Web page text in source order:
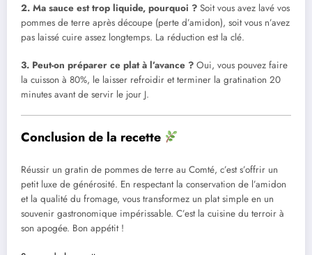
2. Ma sauce est trop liquide, pourquoi ? Soit vous avez lavé vos
pommes de terre après découpe (perte d’amidon), soit vous n’avez
pas laissé cuire assez longtemps. La réduction est la clé.
3. Peut-on préparer ce plat à l’avance ? Oui, vous pouvez faire
la cuisson à 80%, le laisser refroidir et terminer la gratination 20
minutes avant de servir le jour J.
Conclusion de la recette
Réussir un gratin de pommes de terre au Comté, c’est s’offrir un
petit luxe de générosité. En respectant la conservation de l’amidon
et la qualité du fromage, vous transformez un plat simple en un
souvenir gastronomique impérissable. C’est la cuisine du terroir à
son apogée. Bon appétit !